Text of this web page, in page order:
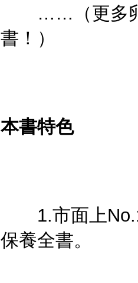
……（更多卵
書！）
本書特色
1.市面上No.1
保養全書。